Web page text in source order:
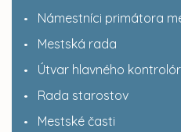
Námestníci primátora
Mestská rada
Útvar hlavného
Rada starostov
Mestské časti